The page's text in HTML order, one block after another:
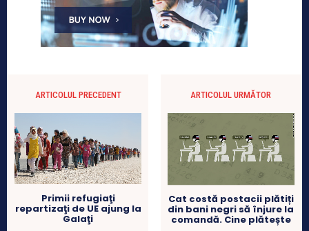
ARTICOLUL PRECEDENT
Primii refugiaţi
repartizaţi de UE ajung la
Galaţi
ARTICOLUL URMĂTOR
Cat costă postacii plătiți
din bani negri să înjure la
comandă. Cine plătește